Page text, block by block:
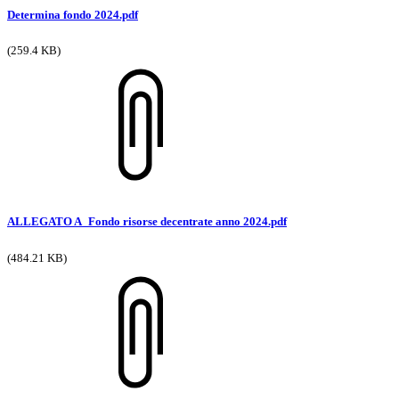
Determina fondo 2024.pdf
(259.4 KB)
ALLEGATO A_Fondo risorse decentrate anno 2024.pdf
(484.21 KB)